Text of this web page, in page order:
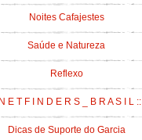
Noites Cafajestes
Saúde e Natureza
Reflexo
E T F I N D E R S _ B R A S I L ::
Dicas de Suporte do Garcia